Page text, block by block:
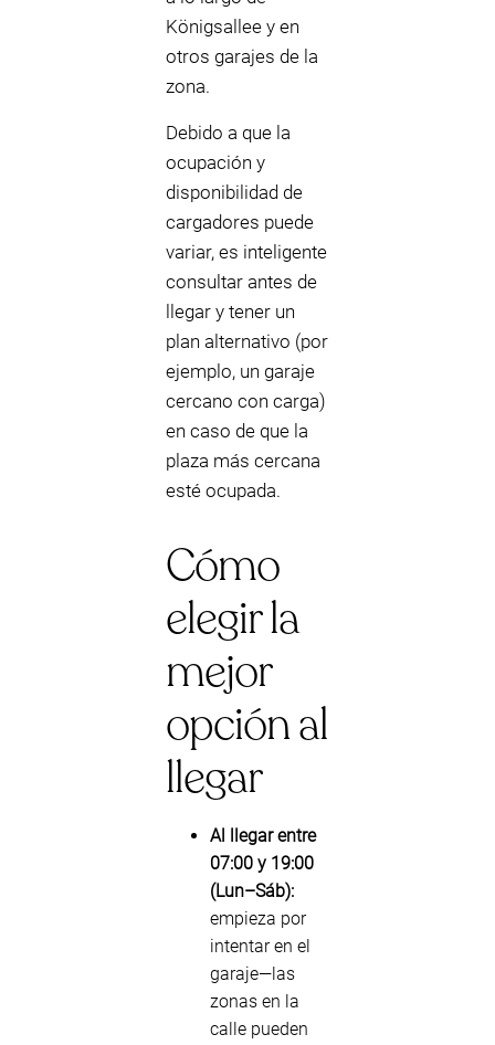
Königsallee y en
otros garajes de la
zona.
Debido a que la
ocupación y
disponibilidad de
cargadores puede
variar, es inteligente
consultar antes de
llegar y tener un
plan alternativo (por
ejemplo, un garaje
cercano con carga)
en caso de que la
plaza más cercana
esté ocupada.
Cómo
elegir la
mejor
opción al
llegar
Al llegar entre
07:00 y 19:00
(Lun–Sáb):
empieza por
intentar en el
garaje—las
zonas en la
calle pueden